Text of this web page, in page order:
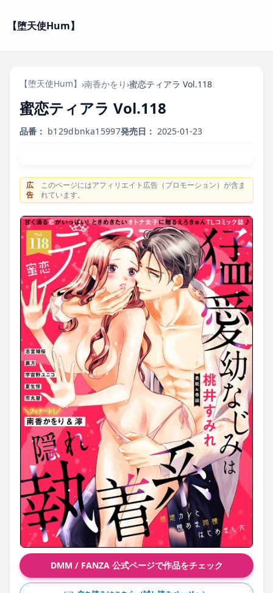
【堕天使Hum】
【堕天使Hum】 ›南香かをり›蜜恋ティアラ Vol.118
蜜恋ティアラ Vol.118
品番： b129dbnka15997発売日： 2025-01-23
広
告
このページにはアフィリエイト広告（プロモーション）が含ま
れています。
DMM / FANZA 公式ページで作品をチェック